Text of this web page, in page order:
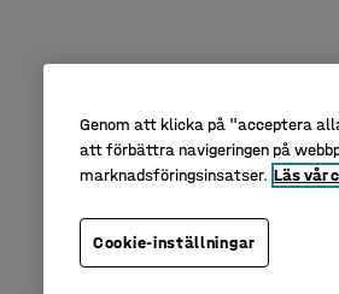
Genom att klicka på "acceptera
att förbättra navigeringen på
marknadsföringsinsatser. Läs vår
Cookie-inställningar